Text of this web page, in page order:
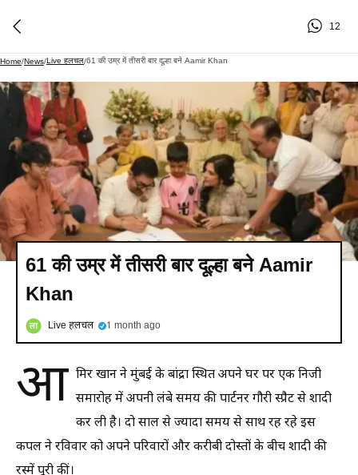
12
Home/News/Live हलचल/61 की उम्र में तीसरी बार दूल्हा बने Aamir Khan
61 की उम्र में तीसरी बार दूल्हा बने Aamir
Khan
Live हलचल 1 month ago
आ मिर खान ने मुंबई के बांद्रा स्थित अपने घर पर एक निजी
समारोह में अपनी लंबे समय की पार्टनर गौरी स्प्रैट से शादी
कर ली है। दो साल से ज्यादा समय से साथ रह रहे इस
कपल ने रविवार को अपने परिवारों और करीबी दोस्तों के बीच शादी की
रस्में पूरी कीं।